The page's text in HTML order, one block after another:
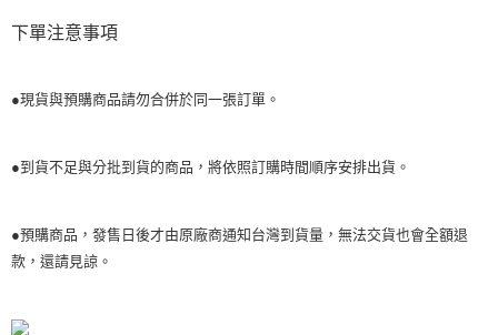
下單注意事項
●現貨與預購商品請勿合併於同一張訂單。
●到貨不足與分批到貨的商品，將依照訂購時間順序安排出貨。
●預購商品，發售日後才由原廠商通知台灣到貨量，無法交貨也會全額退
款，還請見諒。